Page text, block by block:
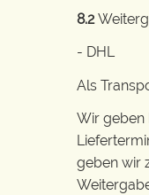
8.2
- DHL
Als
Wir geben
geben wir